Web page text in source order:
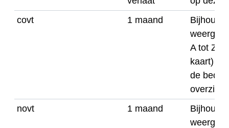
covt
1 maand
A tot Z,
kaart)
de
novt
1 maand